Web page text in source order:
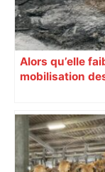
Alors qu’elle
mobilisation